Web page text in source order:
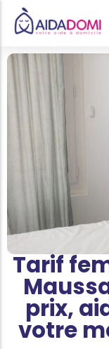
Ménage à
Garde d’enfants
Jardinage &
Aide aux
Téléassistance
Tarif
prix,
votre